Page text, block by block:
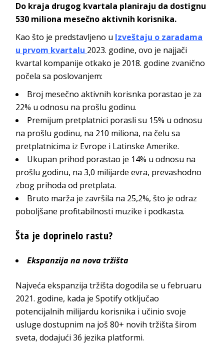
Do kraja drugog kvartala planiraju da dostignu
530 miliona mesečno aktivnih korisnika.
Kao što je predstavljeno u Izveštaju o zaradama
u prvom kvartalu 2023. godine, ovo je najjači
kvartal kompanije otkako je 2018. godine zvanično
počela sa poslovanjem:
Broj mesečno aktivnih korisnka porastao je za
22% u odnosu na prošlu godinu.
Premijum pretplatnici porasli su 15% u odnosu
na prošlu godinu, na 210 miliona, na čelu sa
pretplatnicima iz Evrope i Latinske Amerike.
Ukupan prihod porastao je 14% u odnosu na
prošlu godinu, na 3,0 milijarde evra, prevashodno
zbog prihoda od pretplata.
Bruto marža je završila na 25,2%, što je odraz
poboljšane profitabilnosti muzike i podkasta.
Šta je doprinelo rastu?
Ekspanzija na nova tržišta
Najveća ekspanzija tržišta dogodila se u februaru
2021. godine, kada je Spotify otključao
potencijalnih milijardu korisnika i učinio svoje
usluge dostupnim na još 80+ novih tržišta širom
sveta, dodajući 36 jezika platformi.